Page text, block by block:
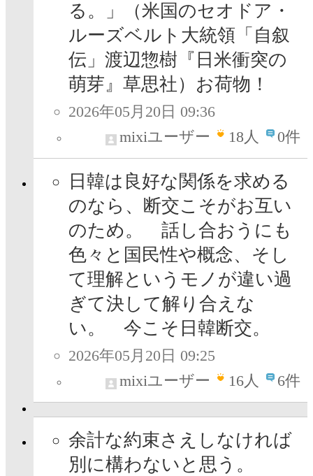
る。」（米国のセオドア・
ルーズベルト大統領「自叙
伝」渡辺惣樹『日米衝突の
萌芽』草思社）お荷物！
2026年05月20日 09:36
mixiユーザー
18人 0件
日韓は良好な関係を求める
のなら、断交こそがお互い
のため。 話し合おうにも
色々と国民性や概念、そし
て理解というモノが違い過
ぎて決して解り合えな
い。 今こそ日韓断交。
2026年05月20日 09:25
mixiユーザー
16人 6件
余計な約束さえしなければ
別に構わないと思う。